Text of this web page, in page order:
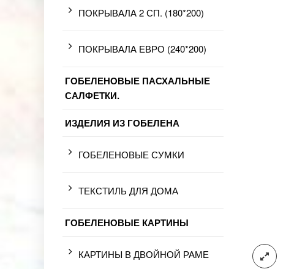
ПОКРЫВАЛА 2 СП. (180*200)
ПОКРЫВАЛА ЕВРО (240*200)
ГОБЕЛЕНОВЫЕ ПАСХАЛЬНЫЕ
САЛФЕТКИ.
ИЗДЕЛИЯ ИЗ ГОБЕЛЕНА
ГОБЕЛЕНОВЫЕ СУМКИ
ТЕКСТИЛЬ ДЛЯ ДОМА
ГОБЕЛЕНОВЫЕ КАРТИНЫ
КАРТИНЫ В ДВОЙНОЙ РАМЕ